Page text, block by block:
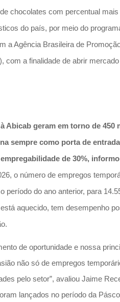
chocolates com percentual
do país, por meio do
a Agência Brasileira de
com a finalidade de abrir
Abicab geram em torno de 450
sempre como porta de
de 30%,
o número de empregos
período do ano anterior, para
aquecido, tem desempenho
de oportunidade e nossa
não só de empregos
pelo setor”, avaliou Jaime
lançados no período da